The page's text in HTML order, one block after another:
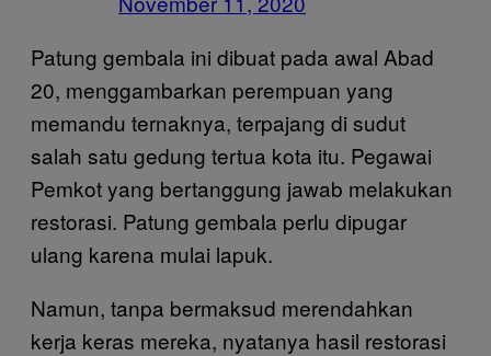
Patung gembala ini dibuat pada awal Abad
20, menggambarkan perempuan yang
memandu ternaknya, terpajang di sudut
salah satu gedung tertua kota itu. Pegawai
Pemkot yang bertanggung jawab melakukan
restorasi. Patung gembala perlu dipugar
ulang karena mulai lapuk.
Namun, tanpa bermaksud merendahkan
kerja keras mereka, nyatanya hasil restorasi